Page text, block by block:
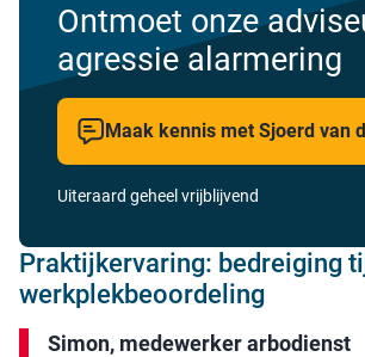
Ontmoet onze
agressie alarmering
Maak kennis met Sjoerd van
Uiteraard geheel vrijblijvend
Praktijkervaring: bedreiging
werkplekbeoordeling
Simon, medewerker arbodienst